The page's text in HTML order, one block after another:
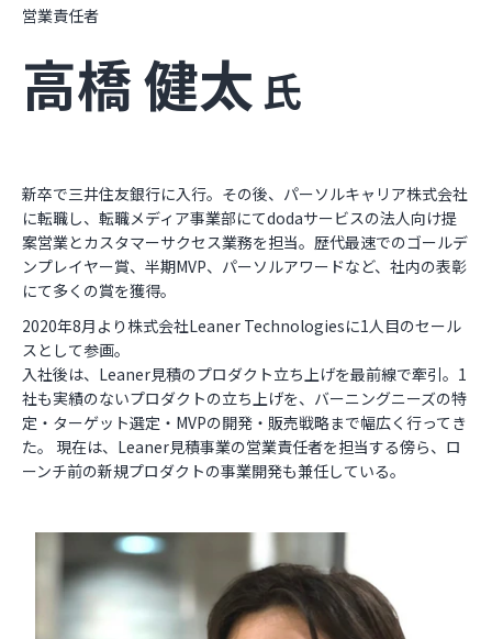
営業責任者
高橋 健太氏
新卒で三井住友銀行に入行。その後、パーソルキャリア株式会社
に転職し、転職メディア事業部にてdodaサービスの法人向け提
案営業とカスタマーサクセス業務を担当。歴代最速でのゴールデ
ンプレイヤー賞、半期MVP、パーソルアワードなど、社内の表彰
にて多くの賞を獲得。
2020年8月より株式会社Leaner Technologiesに1人目のセール
スとして参画。
入社後は、Leaner見積のプロダクト立ち上げを最前線で牽引。1
社も実績のないプロダクトの立ち上げを、バーニングニーズの特
定・ターゲット選定・MVPの開発・販売戦略まで幅広く行ってき
た。 現在は、Leaner見積事業の営業責任者を担当する傍ら、ロ
ーンチ前の新規プロダクトの事業開発も兼任している。